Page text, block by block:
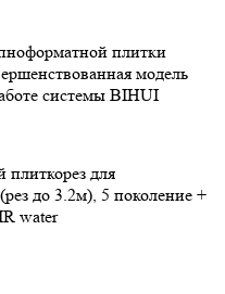
плитки
модель
системы BIHUI
плиткорез для
до 3.2м), 5 поколение +
water